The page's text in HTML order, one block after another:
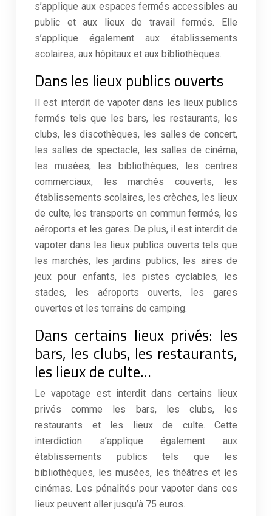
s’applique aux espaces fermés accessibles au
public et aux lieux de travail fermés. Elle
s’applique également aux établissements
scolaires, aux hôpitaux et aux bibliothèques.
Dans les lieux publics ouverts
Il est interdit de vapoter dans les lieux publics
fermés tels que les bars, les restaurants, les
clubs, les discothèques, les salles de concert,
les salles de spectacle, les salles de cinéma,
les musées, les bibliothèques, les centres
commerciaux, les marchés couverts, les
établissements scolaires, les crèches, les lieux
de culte, les transports en commun fermés, les
aéroports et les gares. De plus, il est interdit de
vapoter dans les lieux publics ouverts tels que
les marchés, les jardins publics, les aires de
jeux pour enfants, les pistes cyclables, les
stades, les aéroports ouverts, les gares
ouvertes et les terrains de camping.
Dans certains lieux privés: les
bars, les clubs, les restaurants,
les lieux de culte…
Le vapotage est interdit dans certains lieux
privés comme les bars, les clubs, les
restaurants et les lieux de culte. Cette
interdiction s’applique également aux
établissements publics tels que les
bibliothèques, les musées, les théâtres et les
cinémas. Les pénalités pour vapoter dans ces
lieux peuvent aller jusqu’à 75 euros.